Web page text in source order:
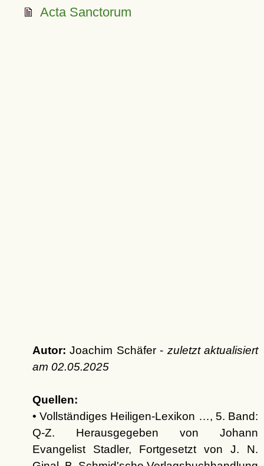
Acta Sanctorum
Autor: Joachim Schäfer - zuletzt aktualisiert
am 02.05.2025
Quellen:
• Vollständiges Heiligen-Lexikon …, 5. Band:
Q-Z. Herausgegeben von Johann
Evangelist Stadler, Fortgesetzt von J. N.